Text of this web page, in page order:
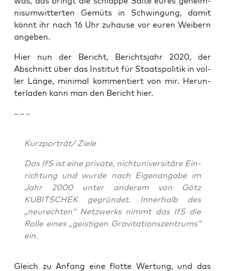
nis­um­wit­ter­ten Gemüts in Schwin­gung, damit
könnt ihr nach 16 Uhr zuhau­se vor euren Wei­bern
angeben.
Hier nun der Bericht, Berichts­jahr 2020, der
Abschnitt über das Insti­tut für Staats­po­li­tik in vol­
ler Län­ge, mini­mal kom­men­tiert von mir. Her­un­
ter­la­den kann man den Bericht hier.
– – –
Kurzporträt/ Zie­le
Das IfS ist eine pri­va­te, nicht­uni­ver­si­tä­re Ein­
rich­tung und wur­de nach Eigen­an­ga­be im
Jahr 2000 unter ande­rem von Götz
KUBITSCHEK gegrün­det. Inner­halb des
„neu­rech­ten“ Netz­werks nimmt das IfS die
Rol­le eines „geis­ti­gen Gra­vi­ta­ti­ons­zen­trums“
ein.
Gleich zu Anfang eine flot­te Wer­tung, und das